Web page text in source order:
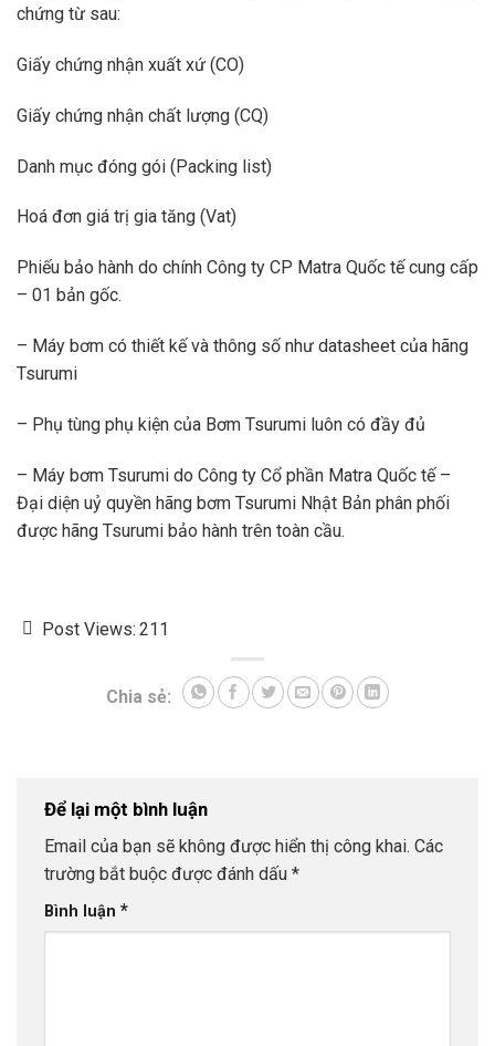
chứng từ sau:
Giấy chứng nhận xuất xứ (CO)
Giấy chứng nhận chất lượng (CQ)
Danh mục đóng gói (Packing list)
Hoá đơn giá trị gia tăng (Vat)
Phiếu bảo hành do chính Công ty CP Matra Quốc tế cung cấp
– 01 bản gốc.
– Máy bơm có thiết kế và thông số như datasheet của hãng
Tsurumi
– Phụ tùng phụ kiện của Bơm Tsurumi luôn có đầy đủ
– Máy bơm Tsurumi do Công ty Cổ phần Matra Quốc tế –
Đại diện uỷ quyền hãng bơm Tsurumi Nhật Bản phân phối
được hãng Tsurumi bảo hành trên toàn cầu.
Post Views: 211
Chia sẻ:
Để lại một bình luận
Email của bạn sẽ không được hiển thị công khai. Các
trường bắt buộc được đánh dấu *
Bình luận *